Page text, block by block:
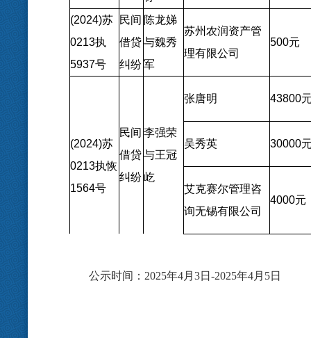
(2024)苏
0213执
5937号
民间
借贷
纠纷
陈龙娣
与魏秀
军
苏州农润资产管
理有限公司
500元
(2024)苏
0213执恢
1564号
民间
借贷
纠纷
李强荣
与王冠
屹
张唐明 43800
吴秀英 30000
艾克赛尔管理咨
询无锡有限公司
4000元
公示时间： 2025年4月3日-2025年4月5日